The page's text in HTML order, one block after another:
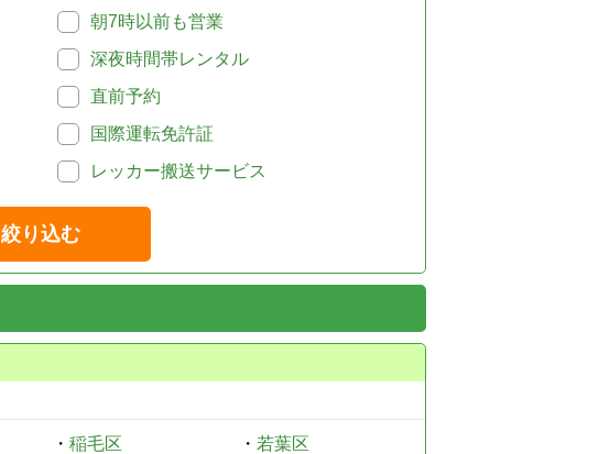
朝7時以前も営業
深夜時間帯レンタル
直前予約
国際運転免許証
レッカー搬送サービス
絞り込む
・ 稲毛区 ・ 若葉区